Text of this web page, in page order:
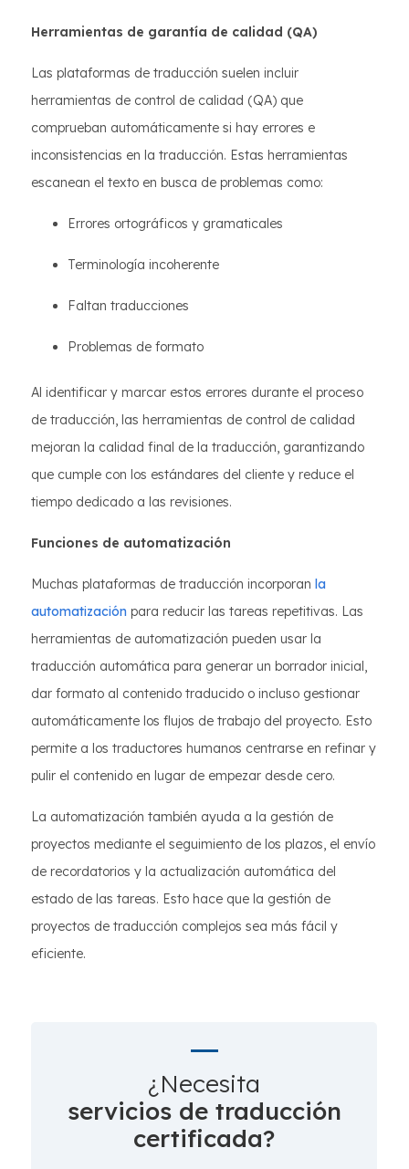
Herramientas de garantía de calidad (QA)
Las plataformas de traducción suelen incluir
herramientas de control de calidad (QA) que
comprueban automáticamente si hay errores e
inconsistencias en la traducción. Estas herramientas
escanean el texto en busca de problemas como:
Errores ortográficos y gramaticales
Terminología incoherente
Faltan traducciones
Problemas de formato
Al identificar y marcar estos errores durante el proceso
de traducción, las herramientas de control de calidad
mejoran la calidad final de la traducción, garantizando
que cumple con los estándares del cliente y reduce el
tiempo dedicado a las revisiones.
Funciones de automatización
Muchas plataformas de traducción incorporan la
automatización para reducir las tareas repetitivas. Las
herramientas de automatización pueden usar la
traducción automática para generar un borrador inicial,
dar formato al contenido traducido o incluso gestionar
automáticamente los flujos de trabajo del proyecto. Esto
permite a los traductores humanos centrarse en refinar y
pulir el contenido en lugar de empezar desde cero.
La automatización también ayuda a la gestión de
proyectos mediante el seguimiento de los plazos, el envío
de recordatorios y la actualización automática del
estado de las tareas. Esto hace que la gestión de
proyectos de traducción complejos sea más fácil y
eficiente.
¿Necesita
servicios de traducción
certificada?